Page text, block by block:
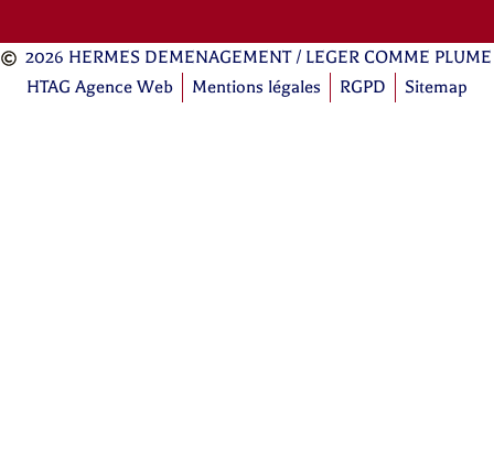
2026 HERMES DEMENAGEMENT / LEGER COMME PLUME
HTAG Agence Web
Mentions légales RGPD Sitemap